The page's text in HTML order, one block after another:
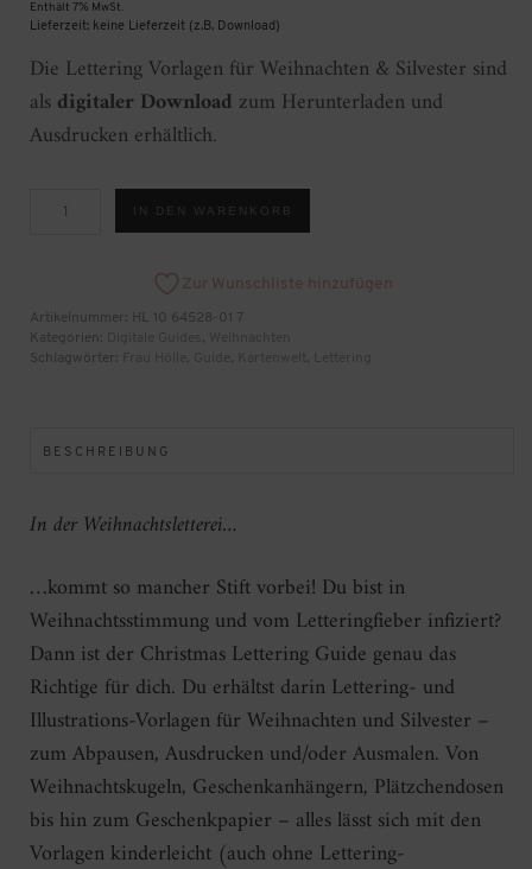
Enthält 7% MwSt.
Lieferzeit: keine Lieferzeit (z.B. Download)
Die Lettering Vorlagen für Weihnachten & Silvester sind
alsdigitaler Download zum Herunterladen und
Ausdrucken erhältlich.
Lettering
IN DEN WARENKORB
Zur Wunschliste hinzufügen
Artikelnummer: HL 10 64528-01 7
Kategorien:
,
Schlagwörter:
, , ,
BESCHREIBUNG
In der Weihnachtsletterei…
…kommt so mancher Stift vorbei! Du bist in
Weihnachtsstimmung und vom Letteringfieber infiziert?
Dann ist der Christmas Lettering Guide genau das
Richtige für dich. Du erhältst darin Lettering- und
Illustrations-Vorlagen für Weihnachten und Silvester –
zum Abpausen, Ausdrucken und/oder Ausmalen. Von
Weihnachtskugeln, Geschenkanhängern, Plätzchendosen
bis hin zum Geschenkpapier – alles lässt sich mit den
Vorlagen kinderleicht (auch ohne Lettering-